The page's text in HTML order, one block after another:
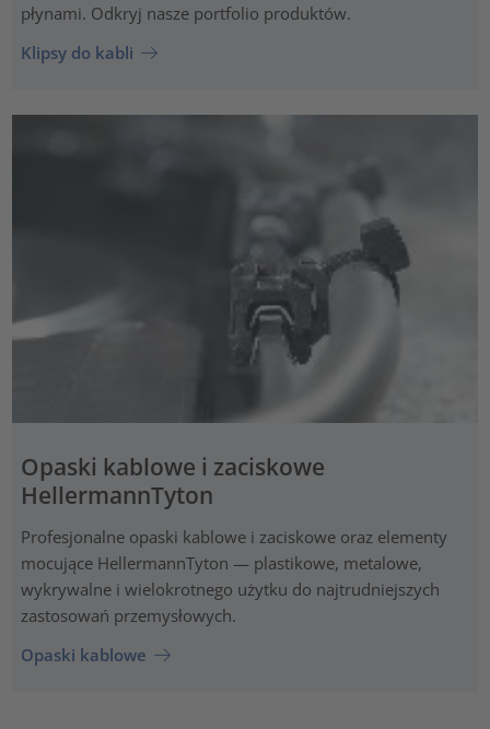
płynami. Odkryj nasze portfolio produktów.
Klipsy do kabli
Opaski kablowe i zaciskowe
HellermannTyton
Profesjonalne opaski kablowe i zaciskowe oraz elementy
mocujące HellermannTyton — plastikowe, metalowe,
wykrywalne i wielokrotnego użytku do najtrudniejszych
zastosowań przemysłowych.
Opaski kablowe